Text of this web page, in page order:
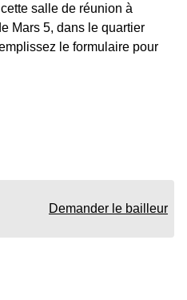
salle de réunion à
Mars 5, dans le quartier
le formulaire pour
Demander le bailleur